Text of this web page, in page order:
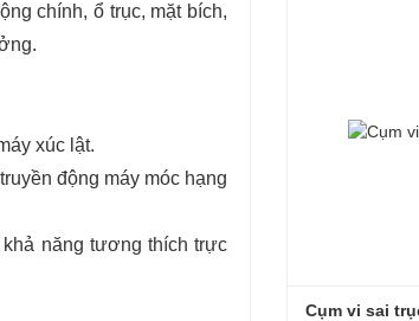
chính, ổ trục, mặt bích,
xúc lật.
động máy móc hạng
năng tương thích trực
Cụm vi sai